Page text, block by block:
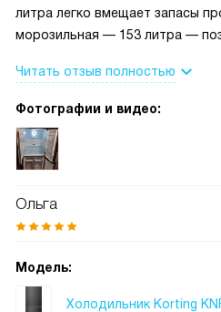
рыться в темноте. В целом
в гости, понравился внешний
покупкой.
литра легко вмещает запасы
морозильная — 153 литра —
радует система динамического
холодильной камере —
свежими. Функция Super Cool
нужно быстро охладить
пару часов всё уже идеальной
удобна автоматическая
труда — просто чисто и
Читать отзыв полностью
Фотографии и видео:
Ольга
Модель:
Холодильник Korting